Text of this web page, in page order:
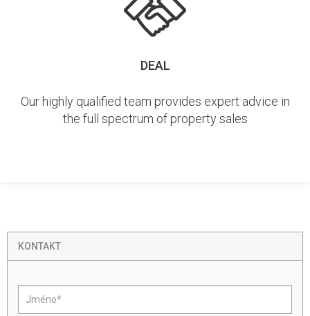
DEAL
Our highly qualified team provides expert advice in
the full spectrum of property sales
KONTAKT